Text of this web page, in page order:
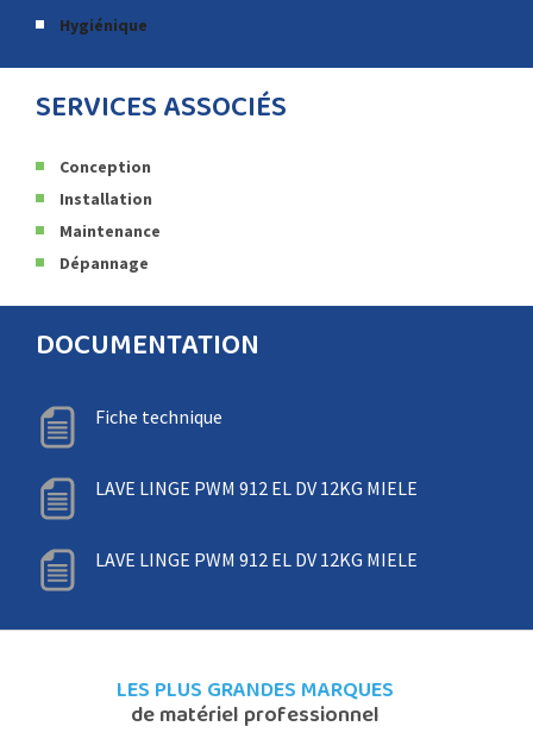
Hygiénique
SERVICES ASSOCIÉS
Conception
Installation
Maintenance
Dépannage
DOCUMENTATION
Fiche technique
LAVE LINGE PWM 912 EL DV 12KG MIELE
LAVE LINGE PWM 912 EL DV 12KG MIELE
LES PLUS GRANDES MARQUES
de matériel professionnel